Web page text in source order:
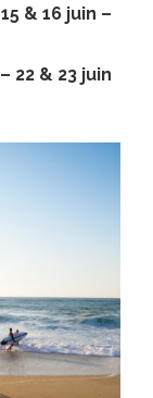
& 16 juin –
22 & 23 juin